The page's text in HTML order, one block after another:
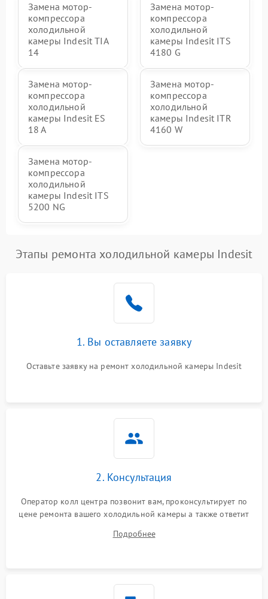
Замена мотор-
компрессора
холодильной
камеры Indesit TIA
14
Замена мотор-
компрессора
холодильной
камеры Indesit ITS
4180 G
Замена мотор-
компрессора
холодильной
камеры Indesit ES
18 A
Замена мотор-
компрессора
холодильной
камеры Indesit ITR
4160 W
Замена мотор-
компрессора
холодильной
камеры Indesit ITS
5200 NG
Этапы ремонта холодильной камеры Indesit
1. Вы оставляете заявку
Оставьте заявку на ремонт холодильной камеры Indesit
2. Консультация
Оператор колл центра позвонит вам, проконсультирует по
цене ремонта вашего холодильной камеры а также ответит
Подробнее